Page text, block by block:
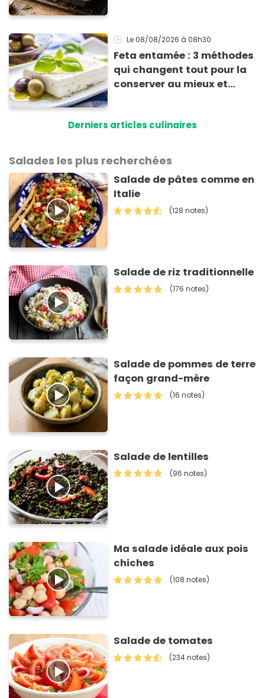
Le 08/08/2026 à 08h30
Feta entamée : 3 méthodes
qui changent tout pour la
conserver au mieux et
Derniers articles culinaires
Salades les plus recherchées
Salade de pâtes comme en
Italie
(128 notes)
Salade de riz traditionnelle
(176 notes)
Salade de pommes de terre
façon grand-mère
(16 notes)
Salade de lentilles
(96 notes)
Ma salade idéale aux pois
chiches
(108 notes)
Salade de tomates
(234 notes)